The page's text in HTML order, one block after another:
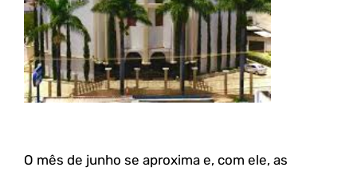
O mês de junho se aproxima e, com ele, as